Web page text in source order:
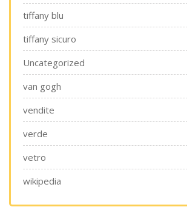
tiffany blu
tiffany sicuro
Uncategorized
van gogh
vendite
verde
vetro
wikipedia